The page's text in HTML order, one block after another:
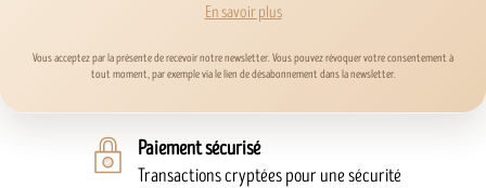
En savoir plus
Vous acceptez par la présente de recevoir notre newsletter. Vous pouvez révoquer votre consentement à
tout moment, par exemple via le lien de désabonnement dans la newsletter.
Paiement sécurisé
Transactions cryptées pour une sécurité